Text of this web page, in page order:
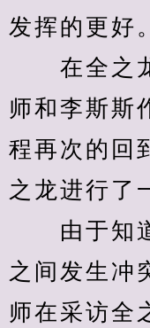
发挥的更好。
在全之龙
师和李斯斯
程再次的回
之龙进行了
由于知道
之间发生冲
师在采访全